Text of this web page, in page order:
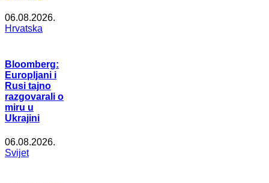
06.08.2026.
Hrvatska
Bloomberg:
Europljani i
Rusi tajno
razgovarali o
miru u
Ukrajini
06.08.2026.
Svijet